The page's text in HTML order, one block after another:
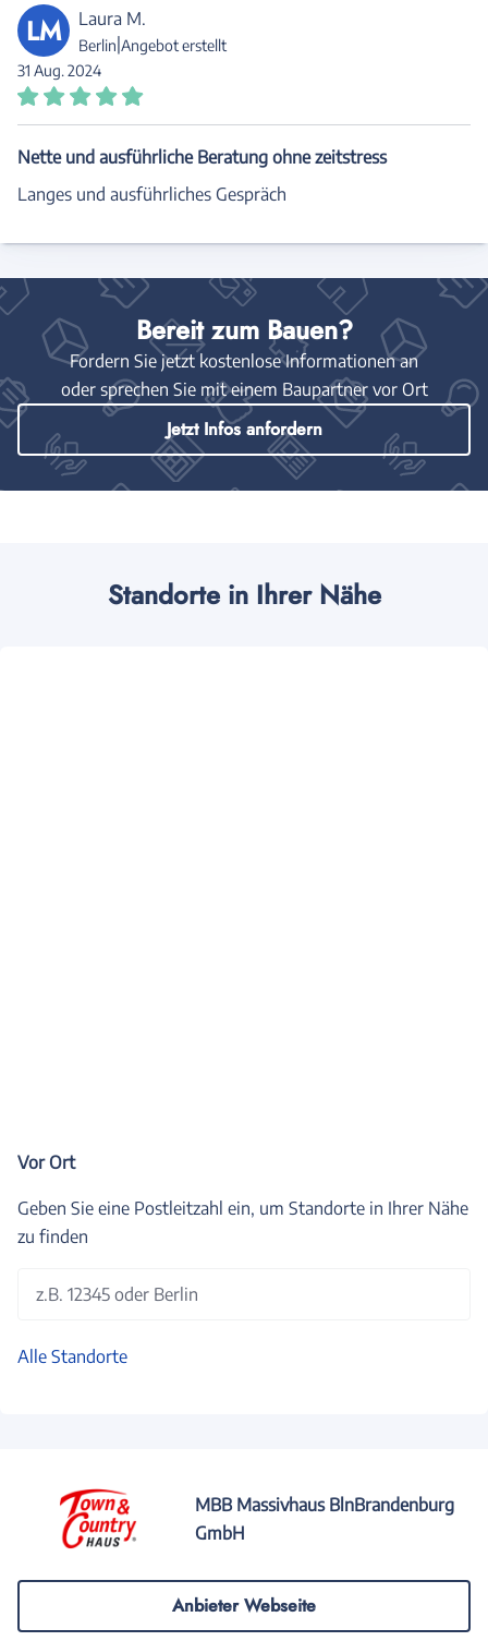
LM Laura M.
Berlin Angebot erstellt
31 Aug. 2024
Nette und ausführliche Beratung ohne zeitstress
Langes und ausführliches Gespräch
Bereit zum Bauen?
Fordern Sie jetzt kostenlose Informationen an
oder sprechen Sie mit einem Baupartner vor Ort
Jetzt Infos anfordern
Standorte in Ihrer Nähe
Vor Ort
Geben Sie eine Postleitzahl ein, um Standorte in Ihrer Nähe
zu finden
z.B. 12345 oder Berlin
Alle Standorte
MBB Massivhaus BlnBrandenburg
GmbH
Anbieter Webseite